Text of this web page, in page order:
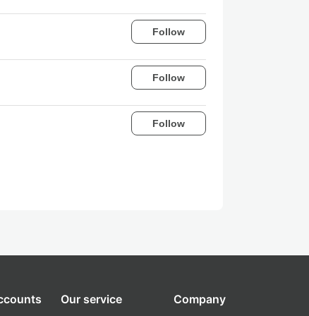
Follow
Follow
Follow
Our service Company